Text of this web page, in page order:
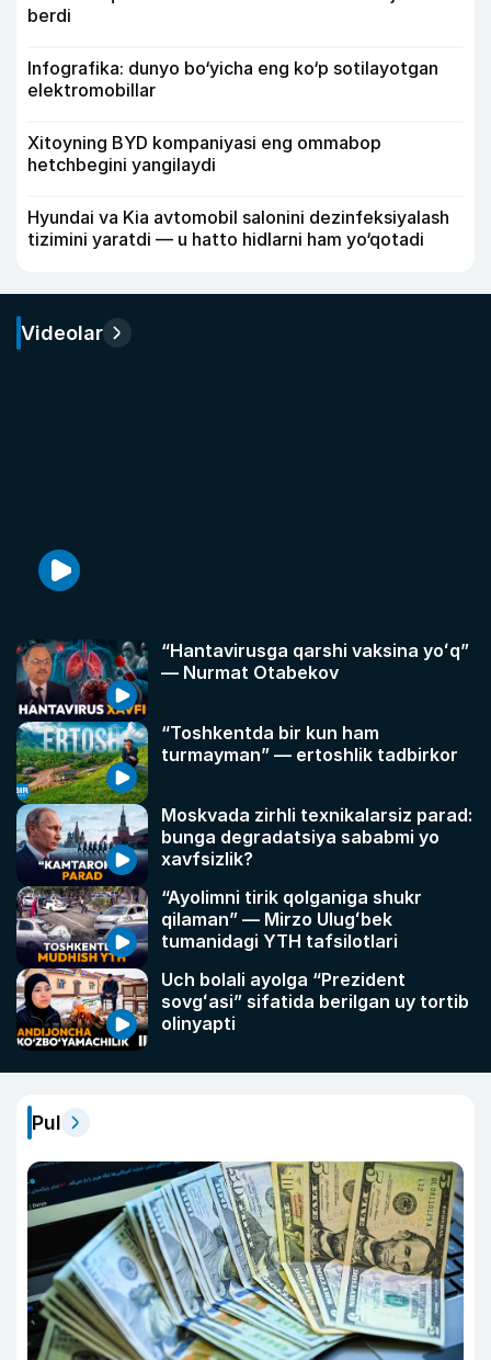
berdi
Infografika: dunyo bo‘yicha eng ko‘p sotilayotgan
elektromobillar
Xitoyning BYD kompaniyasi eng ommabop
hetchbegini yangilaydi
Hyundai va Kia avtomobil salonini dezinfeksiyalash
tizimini yaratdi — u hatto hidlarni ham yo‘qotadi
Videolar
“Hantavirusga qarshi vaksina yoʻq”
— Nurmat Otabekov
“Toshkentda bir kun ham
turmayman” — ertoshlik tadbirkor
Moskvada zirhli texnikalarsiz parad:
bunga degradatsiya sababmi yo
xavfsizlik?
“Ayolimni tirik qolganiga shukr
qilaman” — Mirzo Ulugʻbek
tumanidagi YTH tafsilotlari
Uch bolali ayolga “Prezident
sovgʻasi” sifatida berilgan uy tortib
olinyapti
Pul